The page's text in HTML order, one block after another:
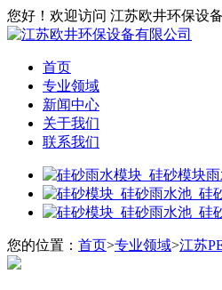
您好！欢迎访问 江苏欧井环保设
首页
专业领域
新闻中心
关于我们
联系我们
您的位置： 首页>专业领域>江苏